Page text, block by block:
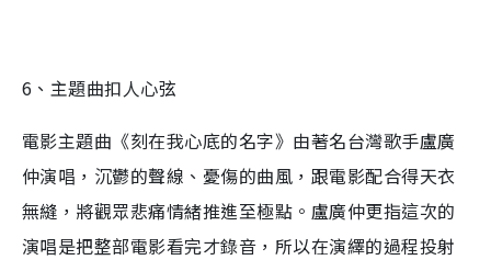
6、主題曲扣人心弦
電影主題曲《刻在我心底的名字》由著名台灣歌手盧廣
仲演唱，沉鬱的聲線、憂傷的曲風，跟電影配合得天衣
無縫，將觀眾悲痛情緒推進至極點。盧廣仲更指這次的
演唱是把整部電影看完才錄音，所以在演繹的過程投射